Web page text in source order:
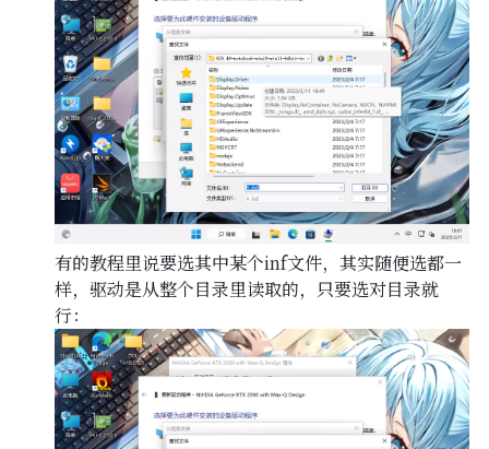
有的教程里说要选其中某个inf文件，其实随便选都一
样，驱动是从整个目录里读取的，只要选对目录就
行：